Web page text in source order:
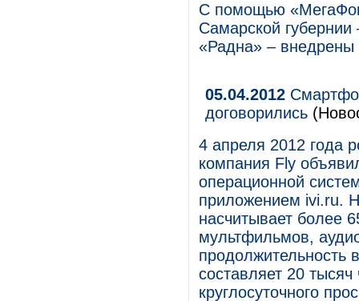
С помощью
Самарской
«Радна» – внедрены
05.04.2012
договорились
4 апреля 2012 года
компания Fly
операционной
приложением ivi.ru.
насчитывает более
мультфильмов,
продолжительность
составляет 20
круглосуточного